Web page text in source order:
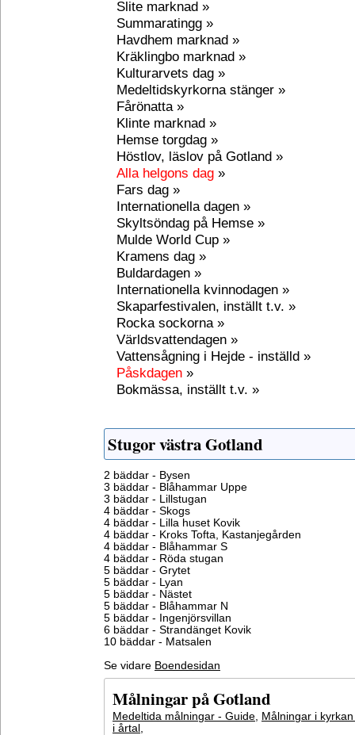
Slite marknad »
Summaratingg »
Havdhem marknad »
Kräklingbo marknad »
Kulturarvets dag »
Medeltidskyrkorna stänger »
Fårönatta »
Klinte marknad »
Hemse torgdag »
Höstlov, läslov på Gotland »
Alla helgons dag »
Fars dag »
Internationella dagen »
Skyltsöndag på Hemse »
Mulde World Cup »
Kramens dag »
Buldardagen »
Internationella kvinnodagen »
Skaparfestivalen, inställt t.v. »
Rocka sockorna »
Världsvattendagen »
Vattensågning i Hejde - inställd »
Påskdagen »
Bokmässa, inställt t.v. »
Stugor västra Gotland
2 bäddar - Bysen
3 bäddar - Blåhammar Uppe
3 bäddar - Lillstugan
4 bäddar - Skogs
4 bäddar - Lilla huset Kovik
4 bäddar - Kroks Tofta, Kastanjegården
4 bäddar - Blåhammar S
4 bäddar - Röda stugan
5 bäddar - Grytet
5 bäddar - Lyan
5 bäddar - Nästet
5 bäddar - Blåhammar N
5 bäddar - Ingenjörsvillan
6 bäddar - Strandänget Kovik
10 bäddar - Matsalen
Se vidare Boendesidan
Målningar på Gotland
Medeltida målningar - Guide, Målningar i
i årtal ,